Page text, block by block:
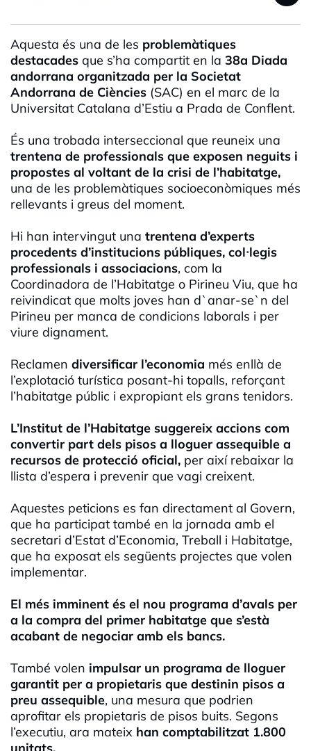
Aquesta és una de les problemàtiques
destacades que s’ha compartit en la 38a Diada
andorrana organitzada per la Societat
Andorrana de Ciències (SAC) en el marc de la
Universitat Catalana d’Estiu a Prada de Conflent.
És una trobada interseccional que reuneix una
trentena de professionals que exposen neguits i
propostes al voltant de la crisi de l’habitatge,
una de les problemàtiques socioeconòmiques més
rellevants i greus del moment.
Hi han intervingut una trentena d’experts
procedents d’institucions públiques, col·legis
professionals i associacions, com la
Coordinadora de l’Habitatge o Pirineu Viu, que ha
reivindicat que molts joves han d`anar-se`n del
Pirineu per manca de condicions laborals i per
viure dignament.
Reclamen diversificar l’economia més enllà de
l’explotació turística posant-hi topalls, reforçant
l’habitatge públic i expropiant els grans tenidors.
L’Institut de l’Habitatge suggereix accions com
convertir part dels pisos a lloguer assequible a
recursos de protecció oficial, per així rebaixar la
llista d’espera i prevenir que vagi creixent.
Aquestes peticions es fan directament al Govern,
que ha participat també en la jornada amb el
secretari d’Estat d’Economia, Treball i Habitatge,
que ha exposat els següents projectes que volen
implementar.
El més imminent és el nou programa d’avals per
a la compra del primer habitatge que s’està
acabant de negociar amb els bancs.
També volen impulsar un programa de lloguer
garantit per a propietaris que destinin pisos a
preu assequible, una mesura que podrien
aprofitar els propietaris de pisos buits. Segons
l’executiu, ara mateix han comptabilitzat 1.800